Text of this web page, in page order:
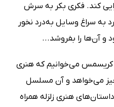
کند. فکری بکر به سرش
به سراغ وسایل به‌درد نخور
و آن‌ها را بفروشد...
کریسمس می‌خوانیم که هنری
می‌خواهد و آن مسلسل
هنری زلزله همراه